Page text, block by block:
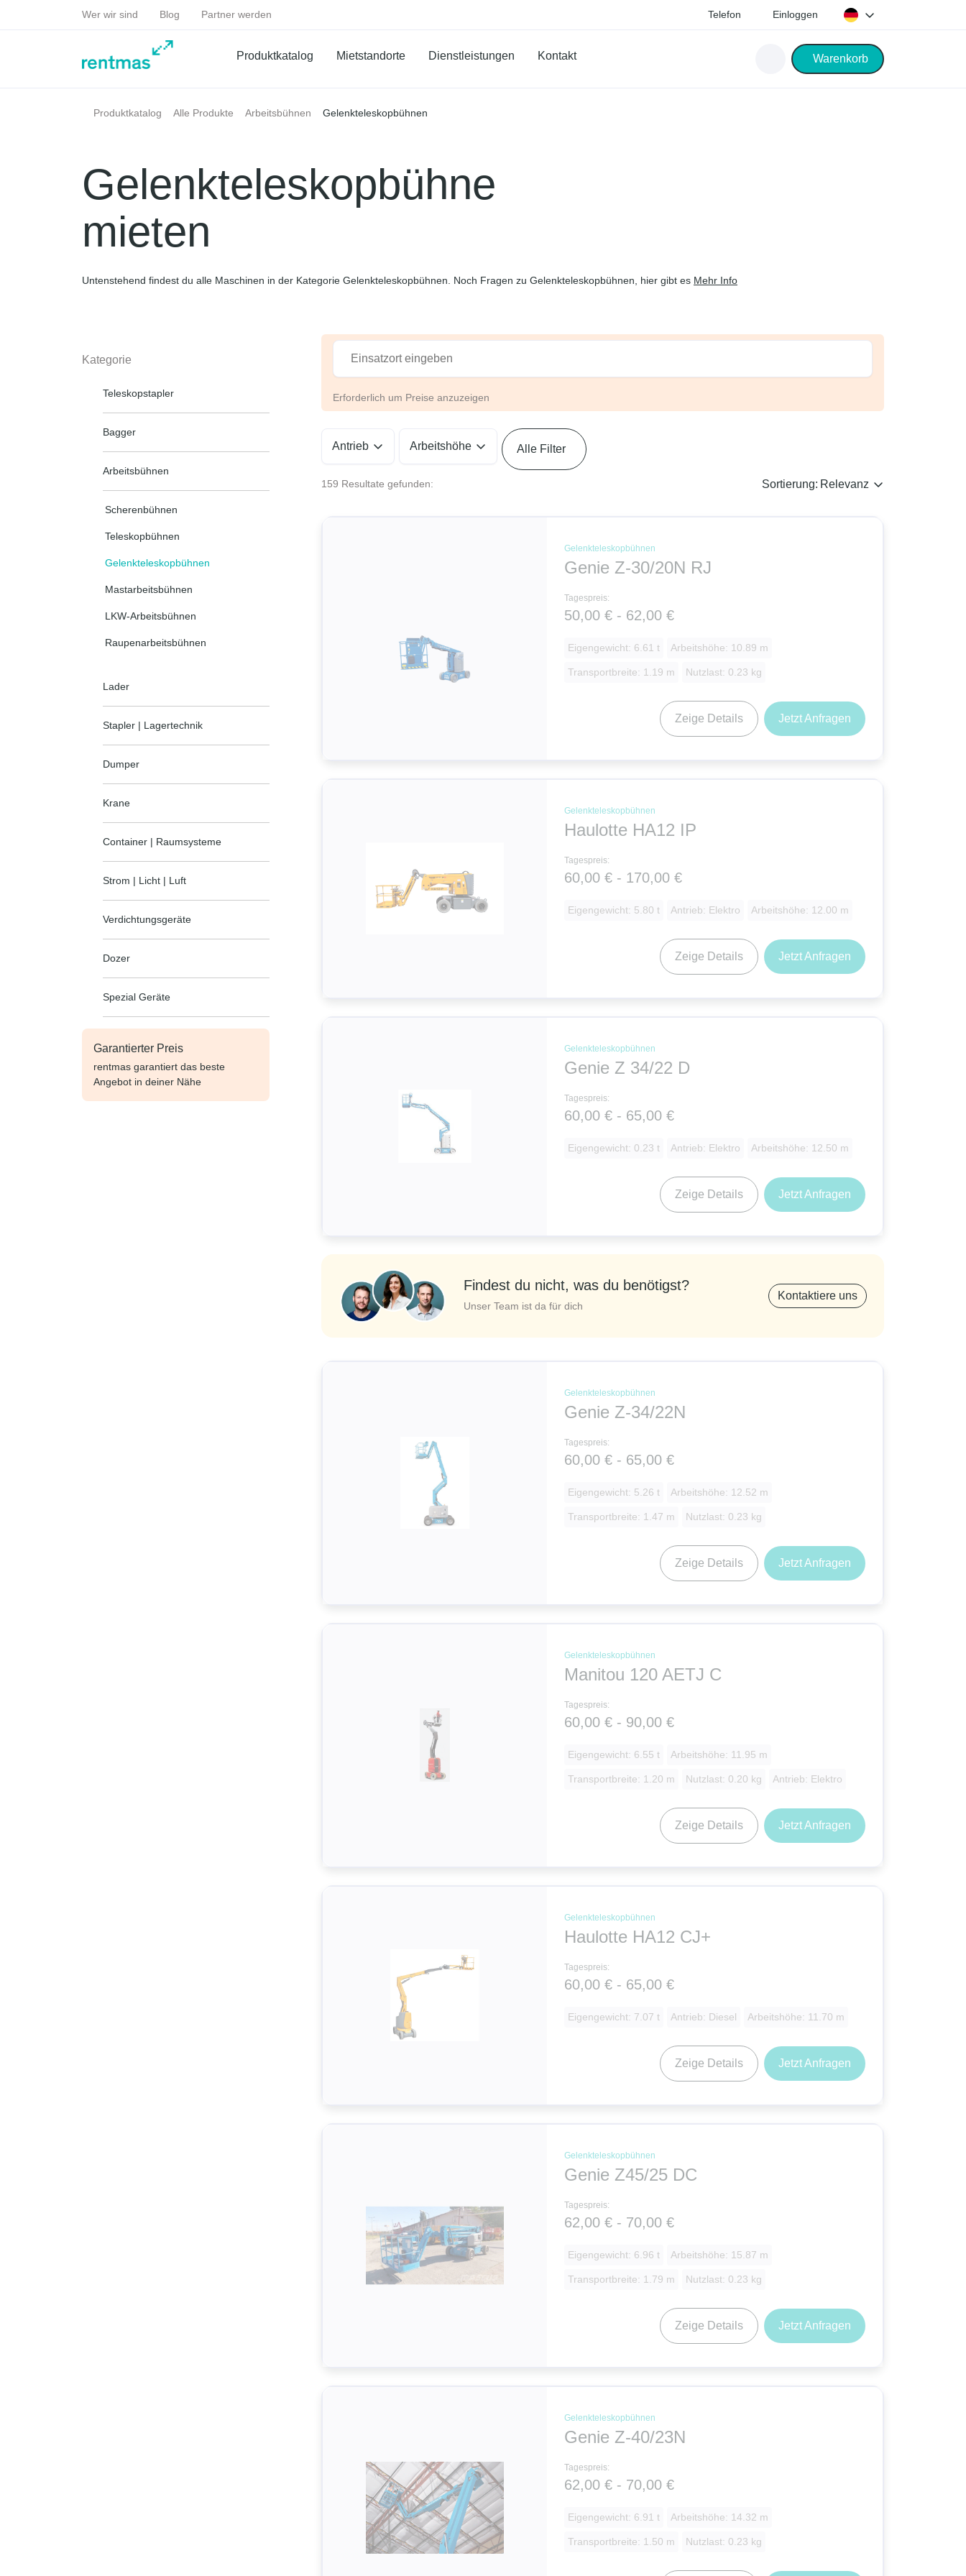
Wer wir sind Blog Partner werden Telefon Einloggen
Produktkatalog Mietstandorte Dienstleistungen Kontakt Warenkorb
Produktkatalog Alle Produkte Arbeitsbühnen Gelenkteleskopbühnen
Gelenkteleskopbühne
mieten
Untenstehend findest du alle Maschinen in der Kategorie Gelenkteleskopbühnen. Noch Fragen zu Gelenkteleskopbühnen, hier gibt es Mehr Info
Kategorie
Teleskopstapler
Bagger
Arbeitsbühnen
Scherenbühnen
Teleskopbühnen
Gelenkteleskopbühnen
Mastarbeitsbühnen
LKW-Arbeitsbühnen
Raupenarbeitsbühnen
Lader
Stapler | Lagertechnik
Dumper
Krane
Container | Raumsysteme
Strom | Licht | Luft
Verdichtungsgeräte
Dozer
Spezial Geräte
Garantierter Preis
rentmas garantiert das beste
Angebot in deiner Nähe
Erforderlich um Preise anzuzeigen
Antrieb Arbeitshöhe Alle Filter
159 Resultate gefunden: Sortierung: Relevanz
Gelenkteleskopbühnen
Genie Z-30/20N RJ
Tagespreis:
50,00 € - 62,00 €
Eigengewicht: 6.61 t Arbeitshöhe: 10.89 m
Transportbreite: 1.19 m Nutzlast: 0.23 kg
Zeige Details Jetzt Anfragen
Gelenkteleskopbühnen
Haulotte HA12 IP
Tagespreis:
60,00 € - 170,00 €
Eigengewicht: 5.80 t Antrieb: Elektro Arbeitshöhe: 12.00 m
Zeige Details Jetzt Anfragen
Gelenkteleskopbühnen
Genie Z 34/22 D
Tagespreis:
60,00 € - 65,00 €
Eigengewicht: 0.23 t Antrieb: Elektro Arbeitshöhe: 12.50 m
Zeige Details Jetzt Anfragen
Findest du nicht, was du benötigst?
Unser Team ist da für dich
Kontaktiere uns
Gelenkteleskopbühnen
Genie Z-34/22N
Tagespreis:
60,00 € - 65,00 €
Eigengewicht: 5.26 t Arbeitshöhe: 12.52 m
Transportbreite: 1.47 m Nutzlast: 0.23 kg
Zeige Details Jetzt Anfragen
Gelenkteleskopbühnen
Manitou 120 AETJ C
Tagespreis:
60,00 € - 90,00 €
Eigengewicht: 6.55 t Arbeitshöhe: 11.95 m
Transportbreite: 1.20 m Nutzlast: 0.20 kg Antrieb: Elektro
Zeige Details Jetzt Anfragen
Gelenkteleskopbühnen
Haulotte HA12 CJ+
Tagespreis:
60,00 € - 65,00 €
Eigengewicht: 7.07 t Antrieb: Diesel Arbeitshöhe: 11.70 m
Zeige Details Jetzt Anfragen
Gelenkteleskopbühnen
Genie Z45/25 DC
Tagespreis:
62,00 € - 70,00 €
Eigengewicht: 6.96 t Arbeitshöhe: 15.87 m
Transportbreite: 1.79 m Nutzlast: 0.23 kg
Zeige Details Jetzt Anfragen
Gelenkteleskopbühnen
Genie Z-40/23N
Tagespreis:
62,00 € - 70,00 €
Eigengewicht: 6.91 t Arbeitshöhe: 14.32 m
Transportbreite: 1.50 m Nutzlast: 0.23 kg